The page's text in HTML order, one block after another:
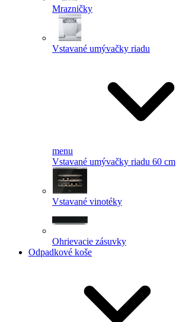
Mrazničky
Vstavané umývačky riadu
menu
Vstavané umývačky riadu 60 cm
Vstavané vinotéky
Ohrievacie zásuvky
Odpadkové koše